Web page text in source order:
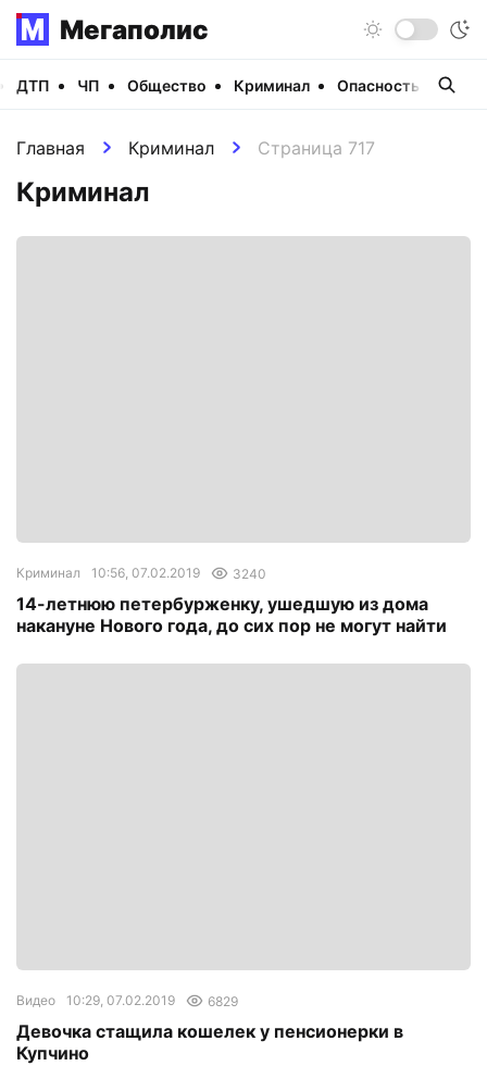
Мегаполис
ДТП ЧП Общество Криминал Опасность
Главная Криминал Страница 717
Криминал
Криминал 10:56, 07.02.2019 3240
14-летнюю петербурженку, ушедшую из дома
накануне Нового года, до сих пор не могут найти
Видео 10:29, 07.02.2019 6829
Девочка стащила кошелек у пенсионерки в
Купчино